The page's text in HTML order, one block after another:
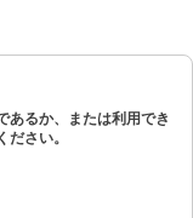
あるか、または利用でき
さい。